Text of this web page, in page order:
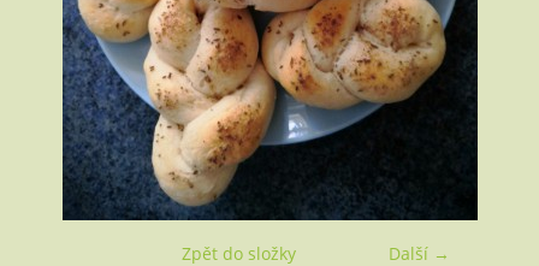
Další →
Zpět do složky